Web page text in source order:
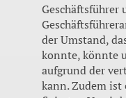
der Umstand,
konnte, könnte
aufgrund der
kann. Zudem